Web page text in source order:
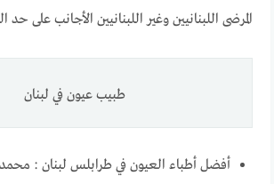
المرضى اللبنانيين وغير اللبنانيين الأجانب على حد
طبيب عيون في لبنان
أفضل أطباء العيون في طرابلس لبنان :